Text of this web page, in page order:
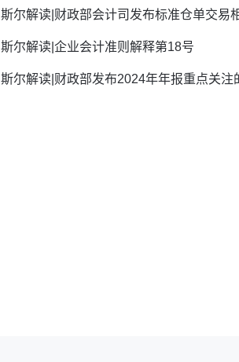
斯尔解读|财政部会计司发布标准仓单交易
斯尔解读|企业会计准则解释第18号
斯尔解读|财政部发布2024年年报重点关注